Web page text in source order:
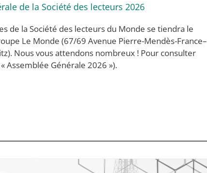
de la Société des lecteurs 2026
de la Société des lecteurs du Monde se tiendra le
Le Monde (67/69 Avenue Pierre-Mendès-France–
Nous vous attendons nombreux ! Pour consulter
Assemblée Générale 2026 »).